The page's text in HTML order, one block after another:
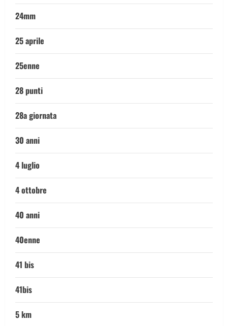
24mm
25 aprile
25enne
28 punti
28a giornata
30 anni
4 luglio
4 ottobre
40 anni
40enne
41 bis
41bis
5 km